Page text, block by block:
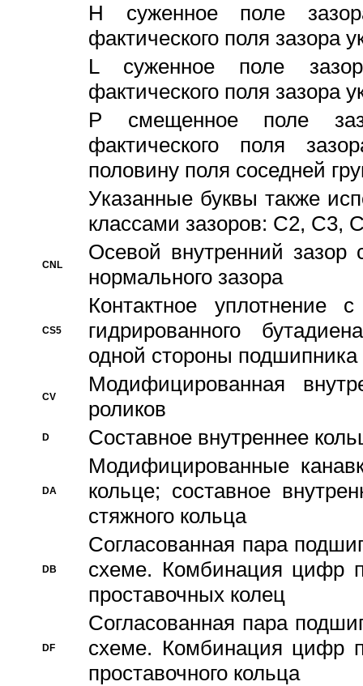
H суженное поле
фактического поля зазора
L суженное поле
фактического поля зазора
P смещенное поле
фактического поля
половину поля соседней
Указанные буквы также
классами зазоров: С2,
CNL
Осевой внутренний зазор
нормального зазора
CS5
Контактное уплотнение
гидрированного
одной стороны подшипника
CV
Модифицированная
роликов
D Составное внутреннее
DA
Модифицированные
кольце; составное
стяжного кольца
DB
Согласованная пара
схеме. Комбинация цифр
проставочных колец
DF
Согласованная пара
схеме. Комбинация цифр
проставочного кольца